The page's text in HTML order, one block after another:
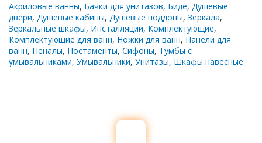
Акриловые ванны, Бачки для унитазов, Биде, Душевые
двери, Душевые кабины, Душевые поддоны, Зеркала,
Зеркальные шкафы, Инсталляции, Комплектующие,
Комплектующие для ванн, Ножки для ванн, Панели для
ванн, Пеналы, Постаменты, Сифоны, Тумбы с
умывальниками, Умывальники, Унитазы, Шкафы навесные